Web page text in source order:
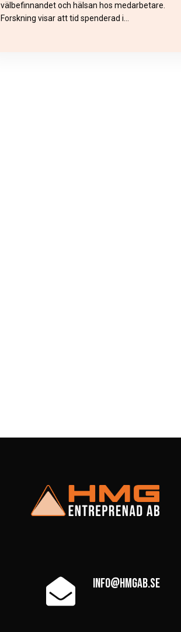
välbefinnandet och hälsan hos medarbetare.
Forskning visar att tid spenderad i...
 info@hmgab.se